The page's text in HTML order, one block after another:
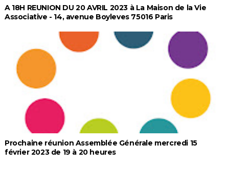
A 18H REUNION DU 20 AVRIL 2023 à La Maison de la Vie
Associative - 14, avenue Boyleves 75016 Paris
Prochaine réunion Assemblée Générale mercredi 15
février 2023 de 19 à 20 heures